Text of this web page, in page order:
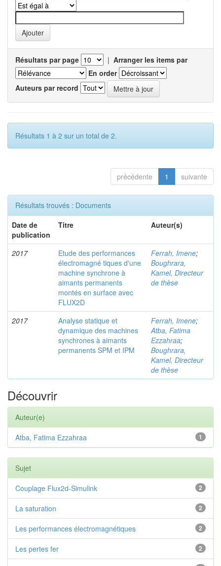
Résultats par page | Arranger les items par
En order
Auteurs par record
Résultats 1 à 2 sur un total de 2.
précédente 1 suivante
Résultats trouvés : Documents
Date de
publication
Titre Auteur(s)
2017
Etude des performances
électromagné tiques d'une
machine synchrone à
aimants permanents
montés en surface avec
FLUX2D
Ferrah, Imene;
Boughrara,
Kamel, Directeur
de thèse
2017
Analyse statique et
dynamique des machines
synchrones à aimants
permanents SPM et IPM
Ferrah, Imene;
Atba, Fatima
Ezzahraa;
Boughrara,
Kamel, Directeur
de thèse
Découvrir
Auteur(e)
1
Atba, Fatima Ezzahraa
Sujet
2
Couplage Flux2d-Simulink
2
La saturation
2
Les performances électromagnétiques
2
Les pertes fer